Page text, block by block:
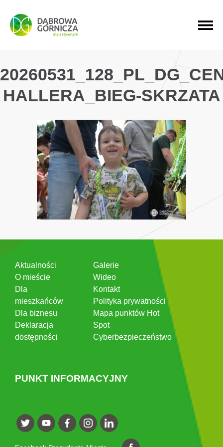
PRZEJDŹ DO MENU GŁÓWNEGO
PRZEJDŹ DO WYSZUKIWARKI
PRZEJDŹ DO TREŚCI
HALLERA_BIEG-SKRZATA
Aktualności
O mieście
Dla
mieszkańców
Dla biznesu
Deklaracja
dostępności
Galerie
Wideo
Kontakt
Polityka prywatności
Mapa punktów Hot
Spot
Cyberbezpieczeństwo
PUNKT INFORMACYJNY